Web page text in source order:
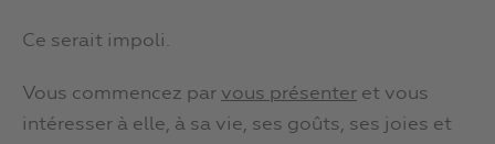
Ce serait impoli.
Vous commencez par vous présenter et vous
intéresser à elle, à sa vie, ses goûts, ses joies et